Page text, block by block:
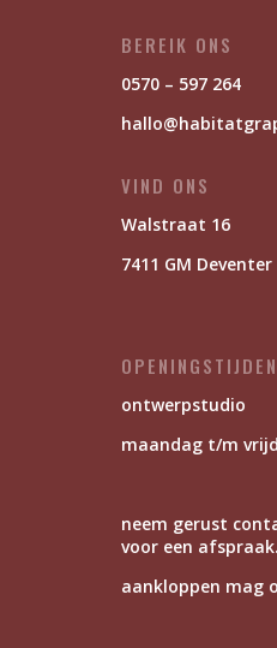
BEREIK ONS
0570 – 597 264
VIND ONS
Walstraat 16
7411 GM Deventer
OPENINGSTIJDEN
ontwerpstudio
maandag t/m
neem gerust
voor een afspraak.
aankloppen mag